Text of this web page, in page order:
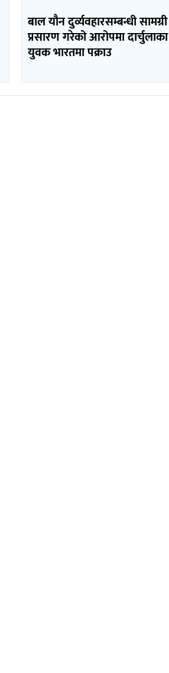
बाल यौन दुर्व्यवहारसम्बन्धी सामग्री
प्रसारण गरेको आरोपमा दार्चुलाका
युवक भारतमा पक्राउ